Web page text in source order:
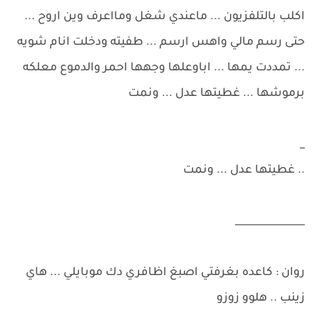
اكلب بالتلفزيون ... ماعندي شغل ومااعرف وين اروح ...
حتى رسم مالي واهس ارسم ... طفيته ودخلت انام شويه
... تمددت يمها ... اباوعلها وجهها احمر والدموع معلكه
برموشها ... غطيتها عدل ... ونمت
_
.. غطيتها عدل ... ونمت
______________
روان : كاعده بغرفتي اصبغ اظافري دك موبايلي ... هاي
زينب .. هلوو زوزو